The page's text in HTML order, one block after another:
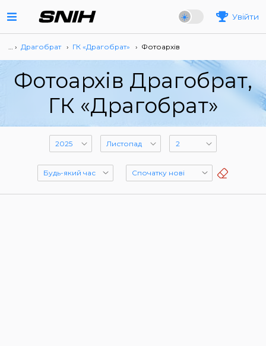
Увійти
… › Драгобрат › ГК «Драгобрат» › Фотоархів
Фотоархів Драгобрат,
ГК «Драгобрат»